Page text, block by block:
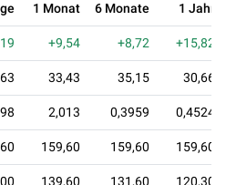
1 Monat 6 Monate 1 Jahr
+9,54 +8,72 +15,82
33,43 35,15 30,66
2,013 0,3959 0,4524
159,60 159,60 159,60
139,60 131,60 120,30